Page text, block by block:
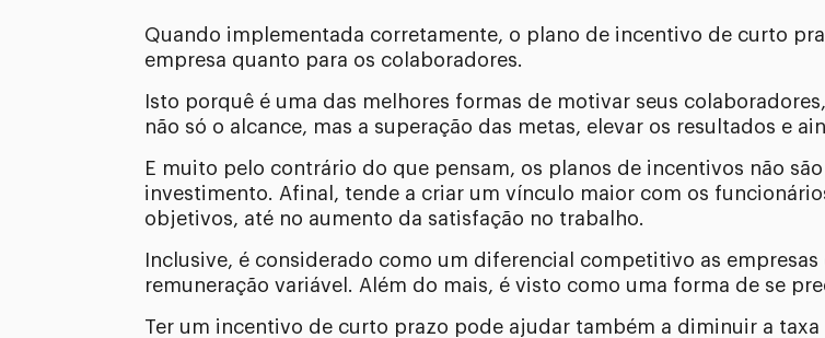
Quando implementada corretamente, o plano de incentivo de curto
empresa quanto para os colaboradores.
Isto porquê é uma das melhores formas de motivar seus
não só o alcance, mas a superação das metas, elevar os resultados e
E muito pelo contrário do que pensam, os planos de incentivos não
investimento. Afinal, tende a criar um vínculo maior com os
objetivos, até no aumento da satisfação no trabalho.
Inclusive, é considerado como um diferencial competitivo as
remuneração variável. Além do mais, é visto como uma forma de se
Ter um incentivo de curto prazo pode ajudar também a diminuir a